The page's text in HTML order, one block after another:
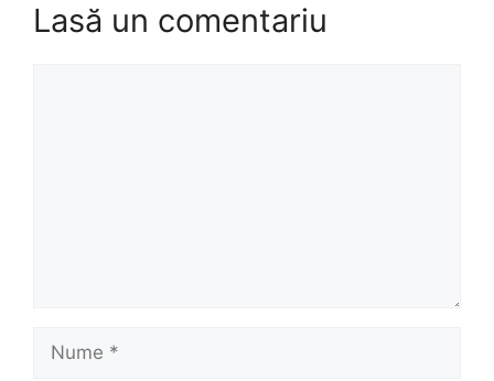
Lasă un comentariu
Nume